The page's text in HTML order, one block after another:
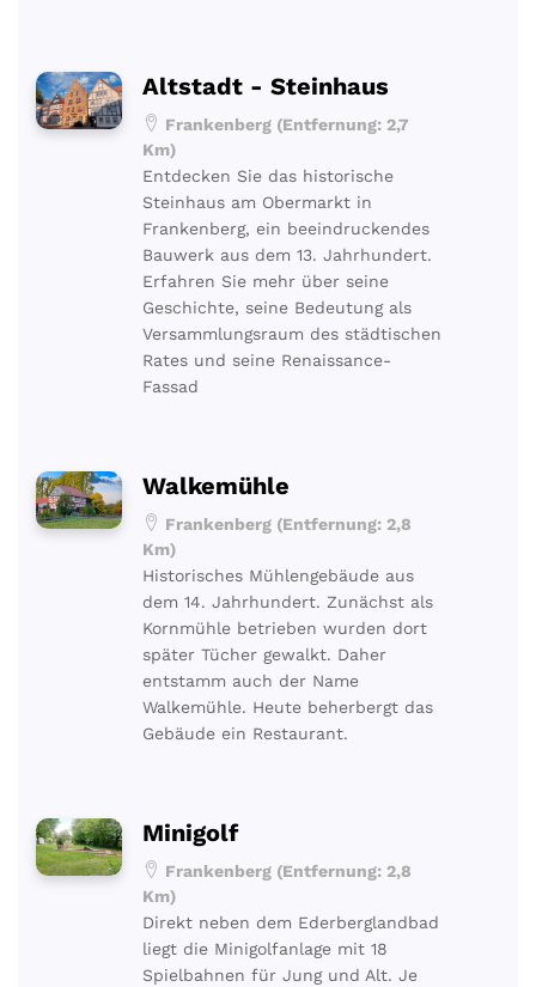
Altstadt - Steinhaus
Frankenberg (Entfernung: 2,7
Km)
Entdecken Sie das historische
Steinhaus am Obermarkt in
Frankenberg, ein beeindruckendes
Bauwerk aus dem 13. Jahrhundert.
Erfahren Sie mehr über seine
Geschichte, seine Bedeutung als
Versammlungsraum des städtischen
Rates und seine Renaissance-
Fassad
Walkemühle
Frankenberg (Entfernung: 2,8
Km)
Historisches Mühlengebäude aus
dem 14. Jahrhundert. Zunächst als
Kornmühle betrieben wurden dort
später Tücher gewalkt. Daher
entstamm auch der Name
Walkemühle. Heute beherbergt das
Gebäude ein Restaurant.
Minigolf
Frankenberg (Entfernung: 2,8
Km)
Direkt neben dem Ederberglandbad
liegt die Minigolfanlage mit 18
Spielbahnen für Jung und Alt. Je